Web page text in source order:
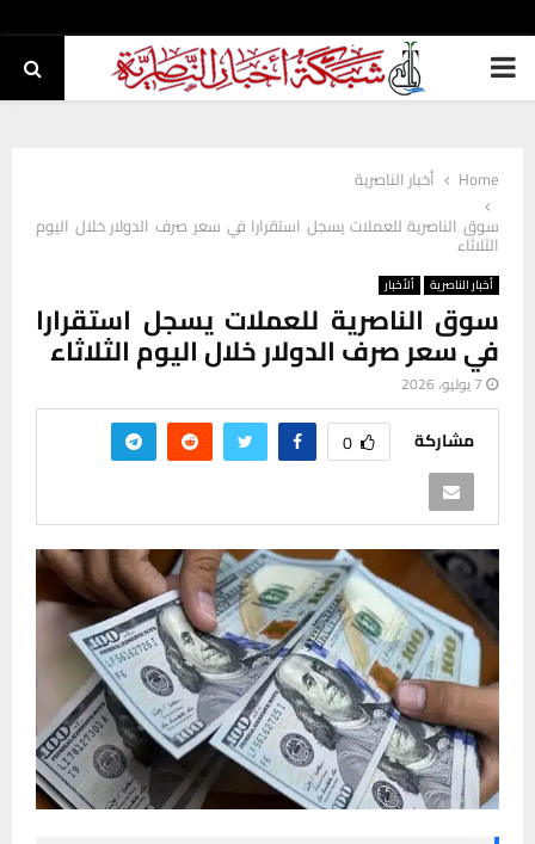
PRIMARY
Home
أخبار الناصرية
سوق الناصرية للعملات يسجل استقرارا في سعر صرف الدولار خلال اليوم
الثلاثاء
أخبار الناصرية ألأخبار
سوق الناصرية للعملات يسجل استقرارا
في سعر صرف الدولار خلال اليوم الثلاثاء
7 يوليو، 2026
مشاركة 0